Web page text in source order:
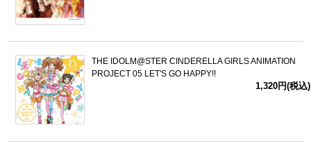
THE IDOLM@STER CINDERELLA GIRLS ANIMATION
PROJECT 05 LET'S GO HAPPY!!
1,320円(税込)